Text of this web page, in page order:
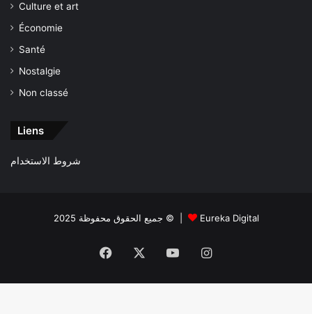
Culture et art
Économie
Santé
Nostalgie
Non classé
Liens
شروط الاستخدام
جميع الحقوق محفوظة 2025 © | Eureka Digital
Facebook YouTubeInstagram